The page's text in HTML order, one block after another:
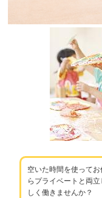
空いた時間を使って
らプライベートと両
しく働きませんか？